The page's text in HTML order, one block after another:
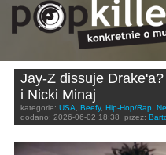
Jay-Z dissuje
i Nicki Minaj
kategorie: USA, Beefy, Hip-Hop/Rap,
dodano: 2026-06-02 18:38 przez: